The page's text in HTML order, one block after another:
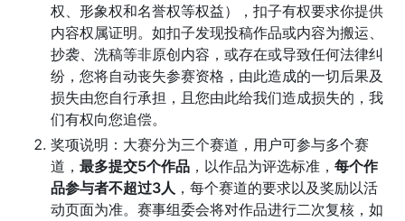
权、形象权和名誉权等权益），扣子有权要求你提供
内容权属证明。如扣子发现投稿作品或内容为搬运、
抄袭、洗稿等非原创内容，或存在或导致任何法律纠
纷，您将自动丧失参赛资格，由此造成的一切后果及
损失由您自行承担，且您由此给我们造成损失的，我
们有权向您追偿。
奖项说明：大赛分为三个赛道，用户可参与多个赛
道， 最多提交5个作品 ，以作品为评选标准， 每个作
品参与者不超过3人 ，每个赛道的要求以及奖励以活
动页面为准。赛事组委会将对作品进行二次复核，如